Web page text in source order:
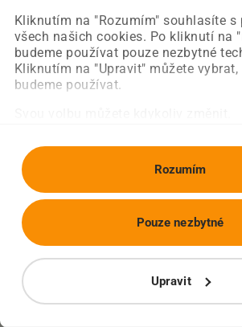
Kliknutím na "Rozumím" souhlasíte s
všech našich cookies. Po kliknutí na
budeme používat pouze nezbytné
Kliknutím na "Upravit" můžete vybrat,
budeme používat.
Rozumím
Upravit
Pouze nezbytné
Obnovit stránku